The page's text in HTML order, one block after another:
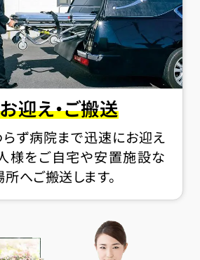
迎え・ご搬送
ず病院まで迅速にお迎え
様をご自宅や安置施設な
所へご搬送します。